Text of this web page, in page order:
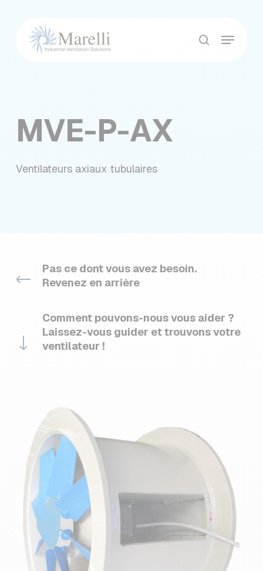
content
recherche
Menu
MVE-P-AX
Ventilateurs axiaux tubulaires
Pas ce dont vous avez besoin.
Revenez en arrière
Comment pouvons-nous vous aider ?
Laissez-vous guider et trouvons votre
ventilateur !
Close